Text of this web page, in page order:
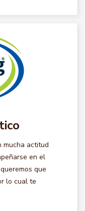
mucha actitud
en el
que
lo cual te